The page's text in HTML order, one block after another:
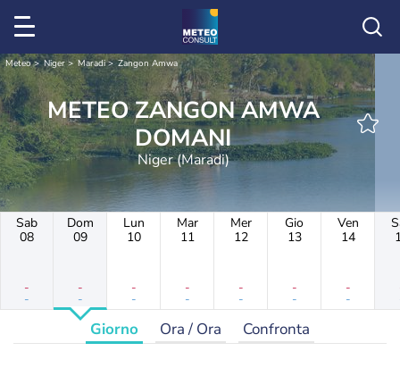
Meteo Niger Maradi Zangon Amwa
METEO ZANGON AMWA
DOMANI
Niger (Maradi)
Sab
08
-
-
Dom
09
-
-
Lun
10
-
-
Mar
11
-
-
Mer
12
-
-
Gio
13
-
-
Ven
14
-
-
Giorno Ora / Ora Confronta